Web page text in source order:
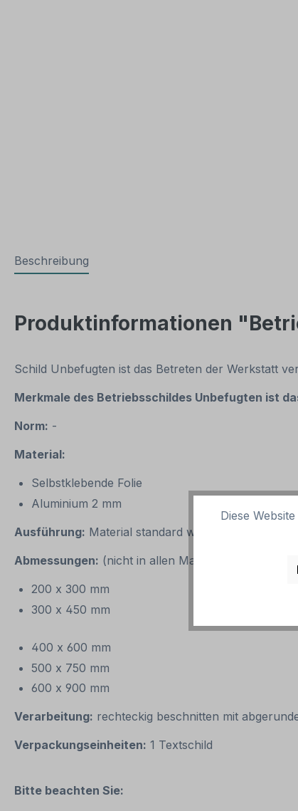
Beschreibung
Produktinformationen
Schild Unbefugten ist das Betreten der Werkstatt
Merkmale des Betriebsschildes Unbefugten ist
Norm: -
Material:
Selbstklebende Folie
Aluminium 2 mm
Ausführung: Material standard weiß, Text
Abmessungen: (nicht in allen Materialien
200 x 300 mm
300 x 450 mm
400 x 600 mm
500 x 750 mm
600 x 900 mm
Verarbeitung: rechteckig beschnitten mit
Verpackungseinheiten: 1 Textschild
Bitte beachten Sie:
Diese